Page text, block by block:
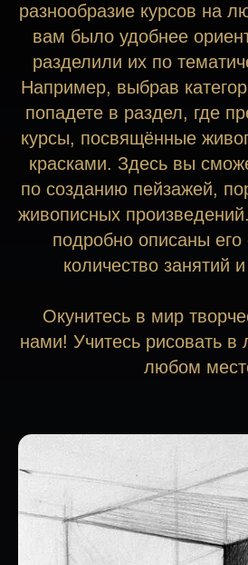
разнообразие курсов на
вам было удобнее
разделили их по
Например, выбрав
попадете в раздел, где
курсы, посвящённые
красками. Здесь вы
по созданию пейзажей,
живописных
подробно описаны
количество занятий
Окунитесь в мир
нами! Учитесь рисовать
любом